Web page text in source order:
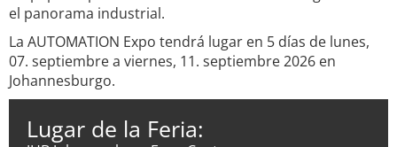
el panorama industrial.
La AUTOMATION Expo tendrá lugar en 5 días de lunes,
07. septiembre a viernes, 11. septiembre 2026 en
Johannesburgo.
Lugar de la Feria: